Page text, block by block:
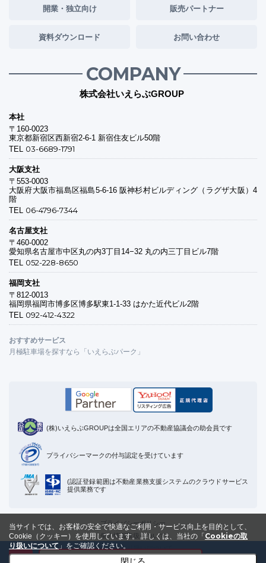
メールで資料を受け取る
開業・独立向け 販売パートナー
資料ダウンロード お問い合わせ
COMPANY
株式会社いえらぶGROUP
本社
〒160-0023
東京都新宿区西新宿2-6-1 新宿住友ビル50階
TEL 03-6689-1791
大阪支社
〒553-0003
大阪府大阪市福島区福島5-6-16 阪神杉村ビルディング（ラグザ大阪）4
階
TEL 06-4796-7344
名古屋支社
〒460-0002
愛知県名古屋市中区丸の内3丁目14−32 丸の内三丁目ビル7階
TEL 052-228-8650
福岡支社
〒812-0013
福岡県福岡市博多区博多駅東1-1-33 はかた近代ビル2階
TEL 092-412-4322
おすすめサービス
月極駐車場を探すなら「いえらぶパーク」
(株)いえらぶGROUPは全国エリアの不動産協議会の助会員です
プライバシーマークの付与認定を受けています
(認証登録範囲は不動産業務支援システムのクラウドサービス
提供業務です
プライバシーポリシー
個人情報取扱について
Cookieの取り扱いについて
運営会社
当サイトでは、お客様の安全で快適なご利用・サービス向上を目的として、
Cookie（クッキー）を使用しています。 詳しくは、当社の「 Cookieの取
り扱いについて 」をご確認ください。